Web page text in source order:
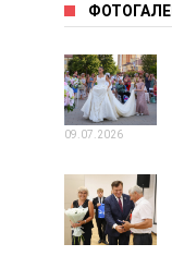
09.07.2026